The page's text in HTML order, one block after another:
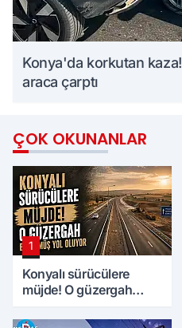
Konya'da korkutan kaza!
araca çarptı
ÇOK OKUNANLAR
1
Konyalı sürücülere
müjde! O güzergah